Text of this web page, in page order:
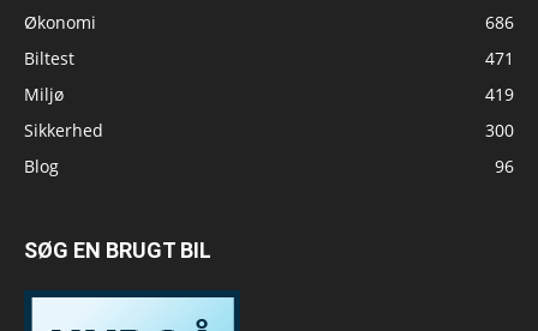
Økonomi
686
Biltest
471
Miljø
419
Sikkerhed
300
Blog
96
SØG EN BRUGT BIL